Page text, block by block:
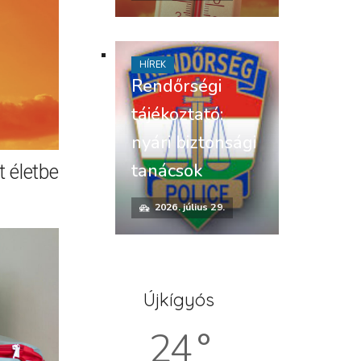
életbe
Rendőrségi
tájékoztató:
nyári biztonsági
tanácsok
2026. július 29.
HÍREK
Újkígyós
24 °